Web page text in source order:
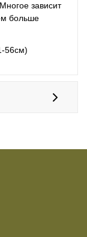
зависит
больше
56см)